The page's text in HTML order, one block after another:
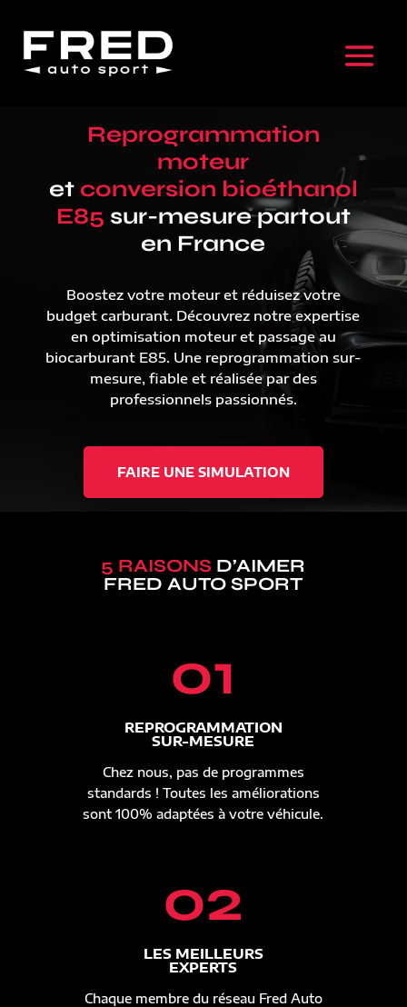
Reprogrammation
moteur
et conversion bioéthanol
E85 sur-mesure partout
en France
Boostez votre moteur et réduisez votre
budget carburant. Découvrez notre expertise
en optimisation moteur et passage au
biocarburant E85. Une reprogrammation sur-
mesure, fiable et réalisée par des
professionnels passionnés.
FAIRE UNE SIMULATION
5 RAISONS D’AIMER
FRED AUTO SPORT
01
REPROGRAMMATION
SUR-MESURE
Chez nous, pas de programmes
standards ! Toutes les améliorations
sont 100% adaptées à votre véhicule.
02
LES MEILLEURS
EXPERTS
Chaque membre du réseau Fred Auto